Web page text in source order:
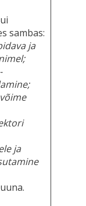
sambas:
ja
ja